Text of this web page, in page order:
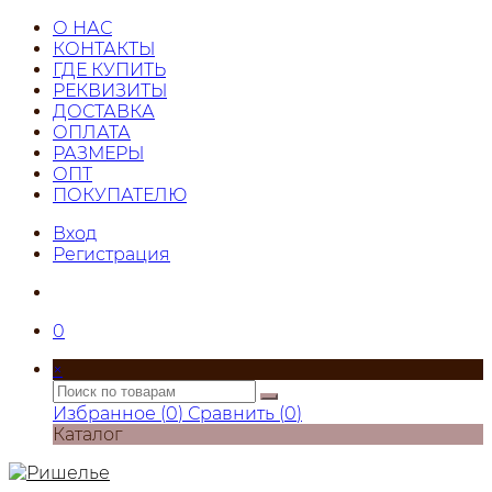
О НАС
КОНТАКТЫ
ГДЕ КУПИТЬ
РЕКВИЗИТЫ
ДОСТАВКА
ОПЛАТА
РАЗМЕРЫ
ОПТ
ПОКУПАТЕЛЮ
Вход
Регистрация
0
×
Избранное (0) Сравнить (0)
Каталог